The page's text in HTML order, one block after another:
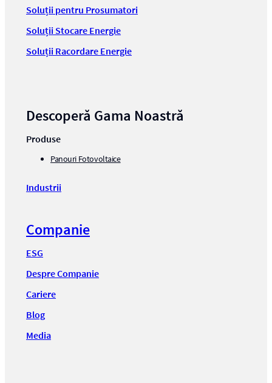
Soluții pentru Prosumatori
Soluții Stocare Energie
Soluții Racordare Energie
Descoperă Gama Noastră
Produse
Panouri Fotovoltaice
Industrii
Companie
ESG
Despre Companie
Cariere
Blog
Media